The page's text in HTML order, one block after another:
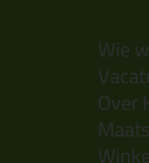
Wie
Over